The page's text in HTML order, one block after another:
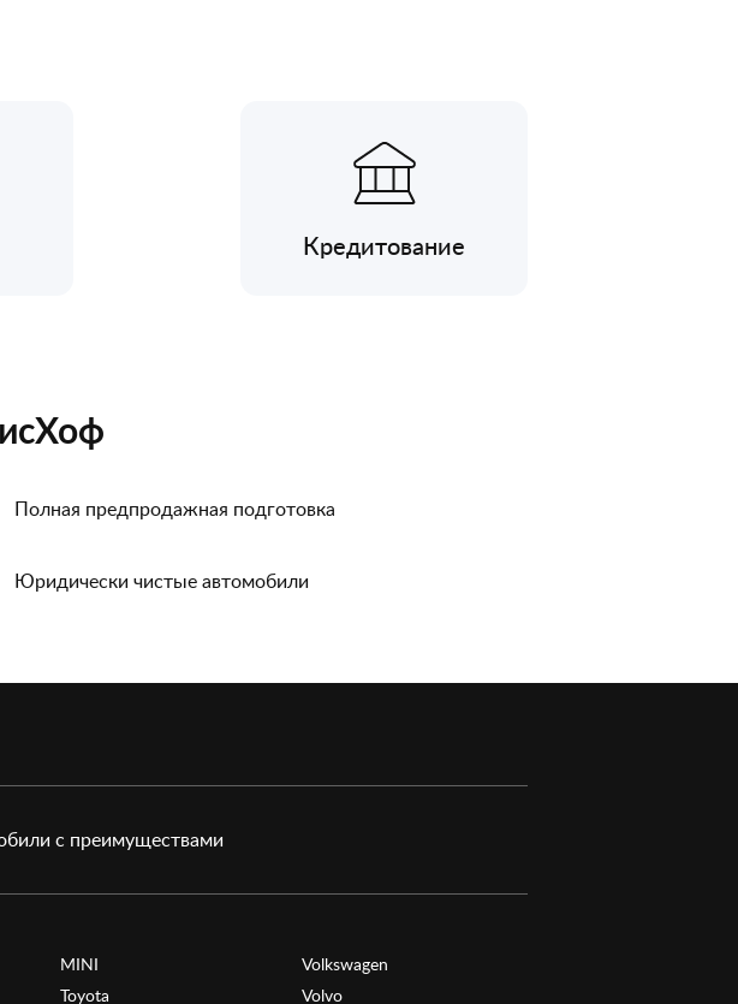
Кредитование
Полная предпродажная подготовка
Юридически чистые автомобили
с преимуществами
MINI
Toyota
Volkswagen
Volvo